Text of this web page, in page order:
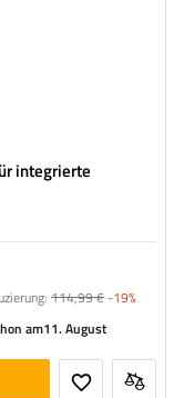
integrierte
114,99 €-19%
am11. August